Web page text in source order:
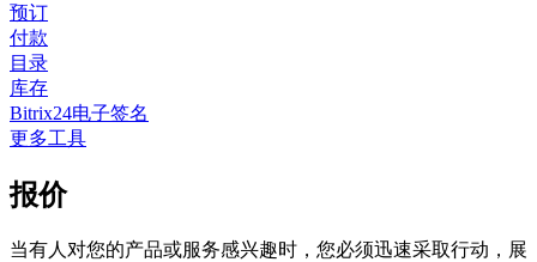
预订
付款
目录
库存
Bitrix24电子签名
更多工具
报价
当有人对您的产品或服务感兴趣时，您必须迅速采取行动，展